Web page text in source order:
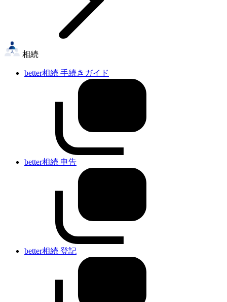
相続
better相続 手続きガイド
better相続 申告
better相続 登記